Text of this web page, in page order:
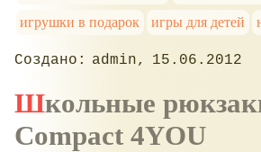
игрушки в подарок
игры для детей
admin 15.06.2012
Школьные рюкзаки
Compact 4YOU